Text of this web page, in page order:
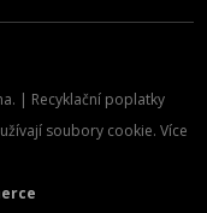
| Recyklační poplatky
soubory cookie. Více